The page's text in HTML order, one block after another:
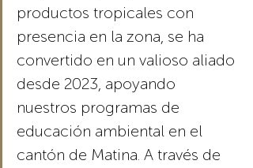
productos tropicales con
presencia en la zona, se ha
convertido en un valioso aliado
desde 2023, apoyando
nuestros programas de
educación ambiental en el
cantón de Matina. A través de